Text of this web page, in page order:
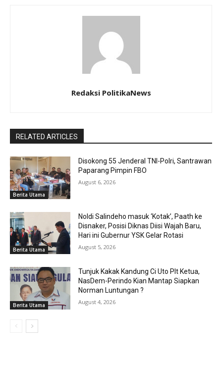
Redaksi PolitikaNews
RELATED ARTICLES
Berita Utama
Disokong 55 Jenderal TNI-Polri, Santrawan
Paparang Pimpin FBO
August 6, 2026
Berita Utama
Noldi Salindeho masuk ‘Kotak’, Paath ke
Disnaker, Posisi Diknas Diisi Wajah Baru,
Hari ini Gubernur YSK Gelar Rotasi
August 5, 2026
Berita Utama
Tunjuk Kakak Kandung Ci Uto Plt Ketua,
NasDem-Perindo Kian Mantap Siapkan
Norman Luntungan ?
August 4, 2026